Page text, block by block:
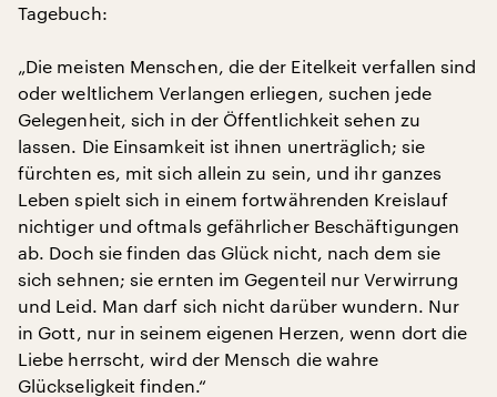
Tagebuch:
„Die meisten Menschen, die der Eitelkeit verfallen sind
oder weltlichem Verlangen erliegen, suchen jede
Gelegenheit, sich in der Öffentlichkeit sehen zu
lassen. Die Einsamkeit ist ihnen unerträglich; sie
fürchten es, mit sich allein zu sein, und ihr ganzes
Leben spielt sich in einem fortwährenden Kreislauf
nichtiger und oftmals gefährlicher Beschäftigungen
ab. Doch sie finden das Glück nicht, nach dem sie
sich sehnen; sie ernten im Gegenteil nur Verwirrung
und Leid. Man darf sich nicht darüber wundern. Nur
in Gott, nur in seinem eigenen Herzen, wenn dort die
Liebe herrscht, wird der Mensch die wahre
Glückseligkeit finden.“